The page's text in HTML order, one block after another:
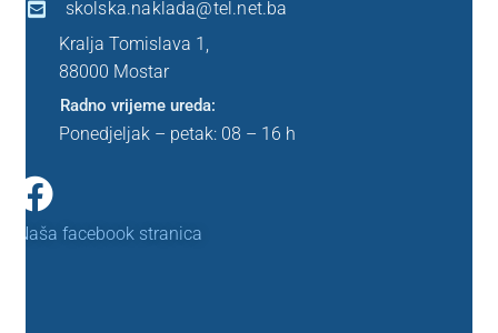
Drugi razred
Treći razred
Srednja škola
Uvjeti poslovanja
skolska.naklada@tel.net.ba
Kralja Tomislava 1,
88000 Mostar
Radno vrijeme ureda:
Ponedjeljak – petak: 08 – 16 h
Naša facebook stranica